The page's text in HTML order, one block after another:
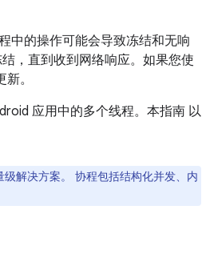
中的操作可能会导致冻结和无响
，直到收到网络响应。如果您使
。
应用中的多个线程。本指南 以
级解决方案。 协程包括结构化并发、内